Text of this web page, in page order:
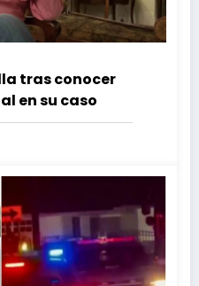
tras conocer
en su caso